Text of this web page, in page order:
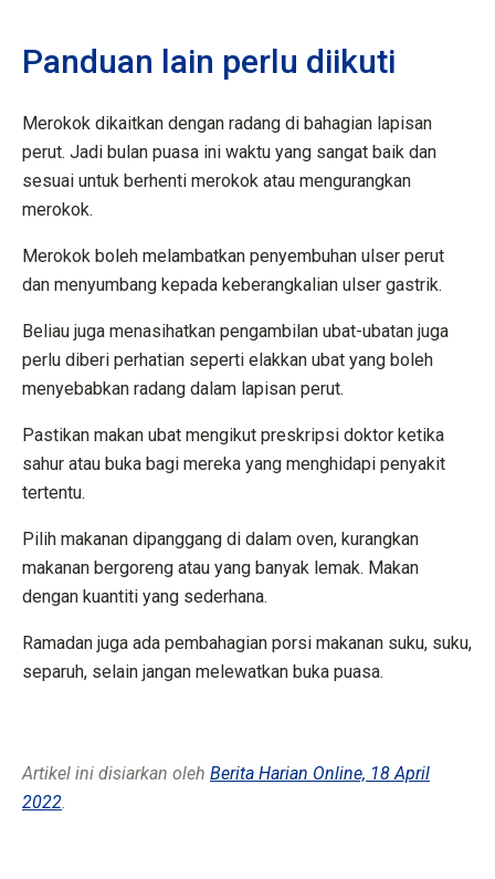
Panduan lain perlu diikuti
Merokok dikaitkan dengan radang di bahagian lapisan
perut. Jadi bulan puasa ini waktu yang sangat baik dan
sesuai untuk berhenti merokok atau mengurangkan
merokok.
Merokok boleh melambatkan penyembuhan ulser perut
dan menyumbang kepada keberangkalian ulser gastrik.
Beliau juga menasihatkan pengambilan ubat-ubatan juga
perlu diberi perhatian seperti elakkan ubat yang boleh
menyebabkan radang dalam lapisan perut.
Pastikan makan ubat mengikut preskripsi doktor ketika
sahur atau buka bagi mereka yang menghidapi penyakit
tertentu.
Pilih makanan dipanggang di dalam oven, kurangkan
makanan bergoreng atau yang banyak lemak. Makan
dengan kuantiti yang sederhana.
Ramadan juga ada pembahagian porsi makanan suku, suku,
separuh, selain jangan melewatkan buka puasa.
Artikel ini disiarkan oleh Berita Harian Online, 18 April
2022